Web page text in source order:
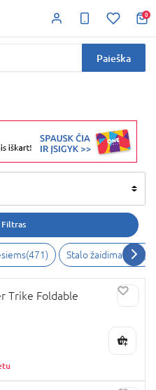
0
Paieška
Filtras
(471) Stalo žaidimai 468 )
Trike Foldable